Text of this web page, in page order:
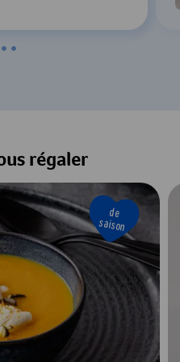
régaler
de
saison